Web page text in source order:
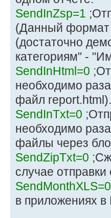
SendInZsp=1
(Данный формат
(достаточно
категориям" -
SendInHtml=0
необходимо
файл report.html).
SendInTxt=0
необходимо
файлы через
SendZipTxt=0
случае
SendMonthXLS=0
в приложениях в